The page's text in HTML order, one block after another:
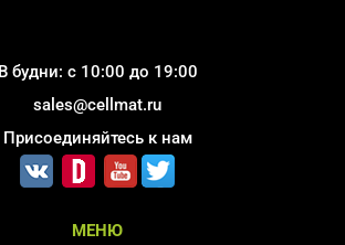
В будни: с 10:00 до 19:00
sales@cellmat.ru
Присоединяйтесь к нам
МЕНЮ